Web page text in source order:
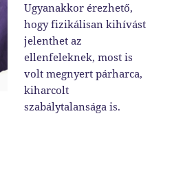
Ugyanakkor érezhető,
hogy fizikálisan kihívást
jelenthet az
ellenfeleknek, most is
volt megnyert párharca,
kiharcolt
szabálytalansága is.